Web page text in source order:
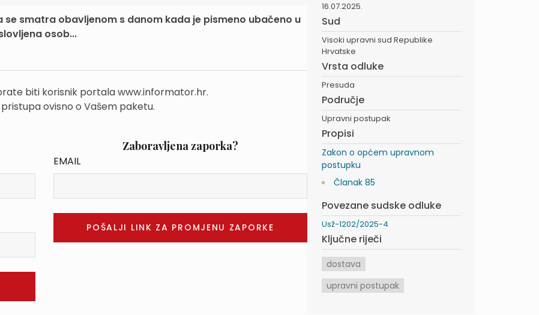
se smatra obavljenom s danom kada je pismeno ubačeno u
osob...
biti korisnik portala www.informator.hr.
ovisno o Vašem paketu.
Zaboravljena zaporka?
EMAIL
16.07.2025.
Sud
Visoki upravni sud Republike
Hrvatske
Vrsta odluke
Presuda
Područje
Upravni postupak
Propisi
Zakon o općem upravnom
postupku
Članak 85
Povezane sudske odluke
Usž-1202/2025-4
Ključne riječi
dostava
upravni postupak